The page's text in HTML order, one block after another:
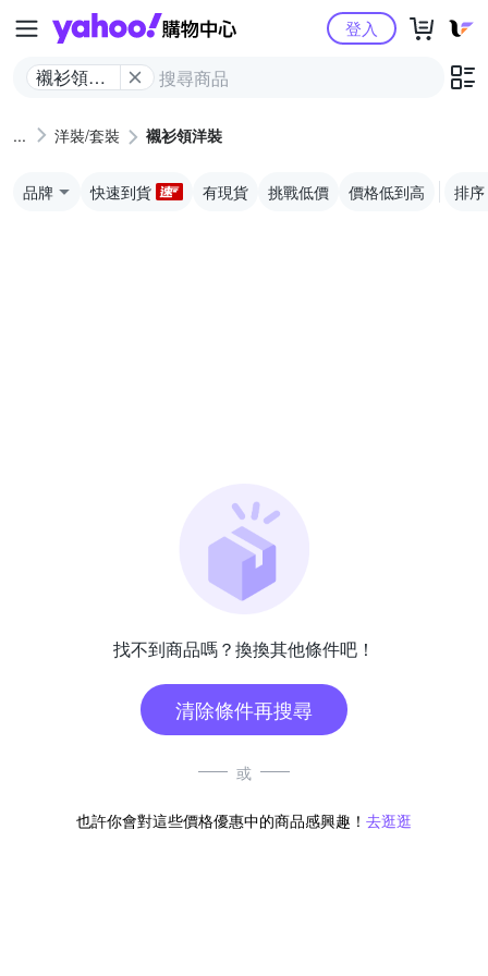
Yahoo購物中心
襯衫領洋
登入
洋裝/套裝 襯衫領洋裝
品牌 快速到貨 有現貨 挑戰低價 價格低到高 排序
找不到商品嗎？換換其他條件吧！
清除條件再搜尋
或
也許你會對這些價格優惠中的商品感興趣！ 去逛逛